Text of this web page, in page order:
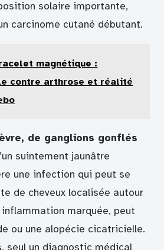
solaire importante,
carcinome cutané débutant.
magnétique :
contre arthrose et réalité
de ganglions gonflés
suintement jaunâtre
une infection qui peut se
de cheveux localisée autour
marquée, peut
ou une alopécie cicatricielle.